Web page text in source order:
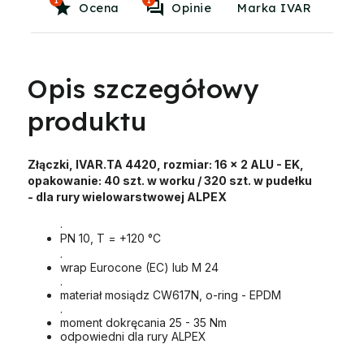
Ocena Opinie Marka IVAR
Opis szczegółowy
produktu
Złączki, IVAR.TA 4420, rozmiar: 16 x 2 ALU - EK,
opakowanie: 40 szt. w worku / 320 szt. w pudełku
- dla rury wielowarstwowej ALPEX
.
PN 10, T = +120 °C
.
wrap Eurocone (EC) lub M 24
.
materiał mosiądz CW617N, o-ring - EPDM
.
moment dokręcania 25 - 35 Nm
odpowiedni dla rury ALPEX